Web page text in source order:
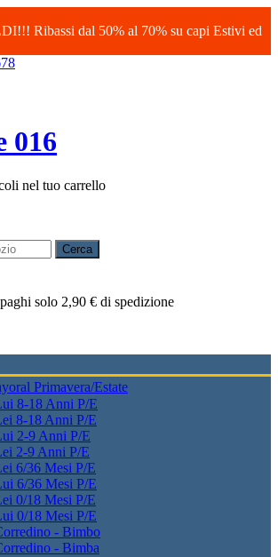
Ribassi dal 50% al 70% su capi Estivi ed
nel tuo carrello
Cerca
solo 2,90 € di spedizione
Primavera/Estate
8-18 Anni P/E
8-18 Anni P/E
2-9 Anni P/E
2-9 Anni P/E
6/36 Mesi P/E
6/36 Mesi P/E
0/18 Mesi P/E
0/18 Mesi P/E
- Bimbo
- Bimba